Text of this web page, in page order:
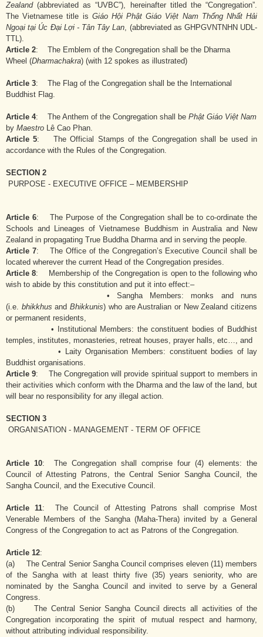
Zealand(abbreviated as “UVBC”), hereinafter titled the “Congregation”.
The Vietnamese title is Giáo Hội Phật Giáo Việt Nam Thống Nhất Hải
Ngoại tại Úc Đại Lợi - Tân Tây Lan, (abbreviated as GHPGVNTNHN UDL-
TTL).
Article 2: The Emblem of the Congregation shall be the Dharma
Wheel (Dharmachakra) (with 12 spokes as illustrated)
Article 3: The Flag of the Congregation shall be the International
Buddhist Flag.
Article 4: The Anthem of the Congregation shall be Phật Giáo Việt Nam
by Maestro Lê Cao Phan.
Article 5: The Official Stamps of the Congregation shall be used in
accordance with the Rules of the Congregation.
SECTION 2
PURPOSE - EXECUTIVE OFFICE – MEMBERSHIP
Article 6: The Purpose of the Congregation shall be to co-ordinate the
Schools and Lineages of Vietnamese Buddhism in Australia and New
Zealand in propagating True Buddha Dharma and in serving the people.
Article 7: The Office of the Congregation’s Executive Council shall be
located wherever the current Head of the Congregation presides.
Article 8: Membership of the Congregation is open to the following who
wish to abide by this constitution and put it into effect:–
• Sangha Members: monks and nuns
(i.e. bhikkhus andBhikkunis) who are Australian or New Zealand citizens
or permanent residents,
• Institutional Members: the constituent bodies of Buddhist
temples, institutes, monasteries, retreat houses, prayer halls, etc…, and
• Laity Organisation Members: constituent bodies of lay
Buddhist organisations.
Article 9: The Congregation will provide spiritual support to members in
their activities which conform with the Dharma and the law of the land, but
will bear no responsibility for any illegal action.
SECTION 3
ORGANISATION - MANAGEMENT - TERM OF OFFICE
Article 10: The Congregation shall comprise four (4) elements: the
Council of Attesting Patrons, the Central Senior Sangha Council, the
Sangha Council, and the Executive Council.
Article 11: The Council of Attesting Patrons shall comprise Most
Venerable Members of the Sangha (Maha-Thera) invited by a General
Congress of the Congregation to act as Patrons of the Congregation.
Article 12:
(a) The Central Senior Sangha Council comprises eleven (11) members
of the Sangha with at least thirty five (35) years seniority, who are
nominated by the Sangha Council and invited to serve by a General
Congress.
(b) The Central Senior Sangha Council directs all activities of the
Congregation incorporating the spirit of mutual respect and harmony,
without attributing individual responsibility.